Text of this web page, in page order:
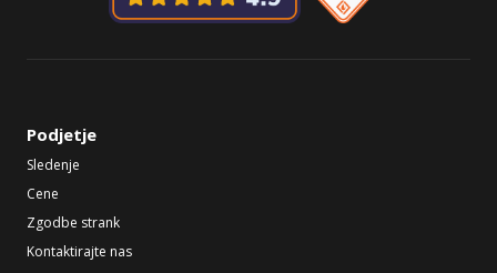
Podjetje
Sledenje
Cene
Zgodbe strank
Kontaktirajte nas